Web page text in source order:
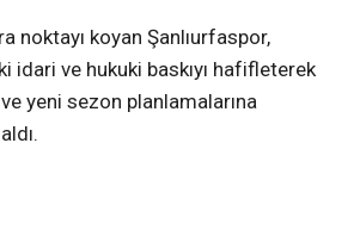
noktayı koyan Şanlıurfaspor,
idari ve hukuki baskıyı hafifleterek
yeni sezon planlamalarına